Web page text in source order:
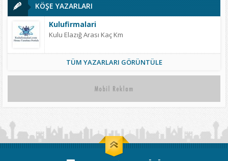
KÖŞE YAZARLARI
Kulufirmalari
Kulu Elazığ Arası Kaç Km
TÜM YAZARLARI GÖRÜNTÜLE